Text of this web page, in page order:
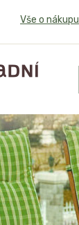
Vše o nákupu